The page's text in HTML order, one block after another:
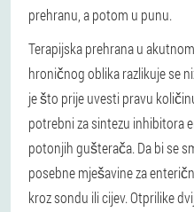
prehranu, a potom u punu.
Terapijska prehrana u
hroničnog oblika razlikuje se
je što prije uvesti pravu
potrebni za sintezu inhibitora
potonjih gušterača. Da bi se
posebne mješavine za
kroz sondu ili cijev. Otprilike